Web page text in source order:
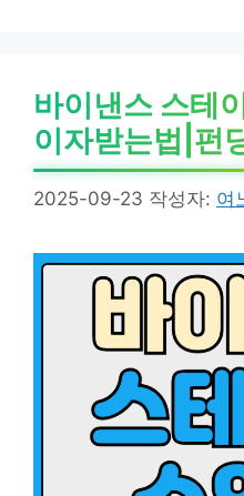
바이낸스 스테
이자받는법|펀
2025-09-23 작성자: 여